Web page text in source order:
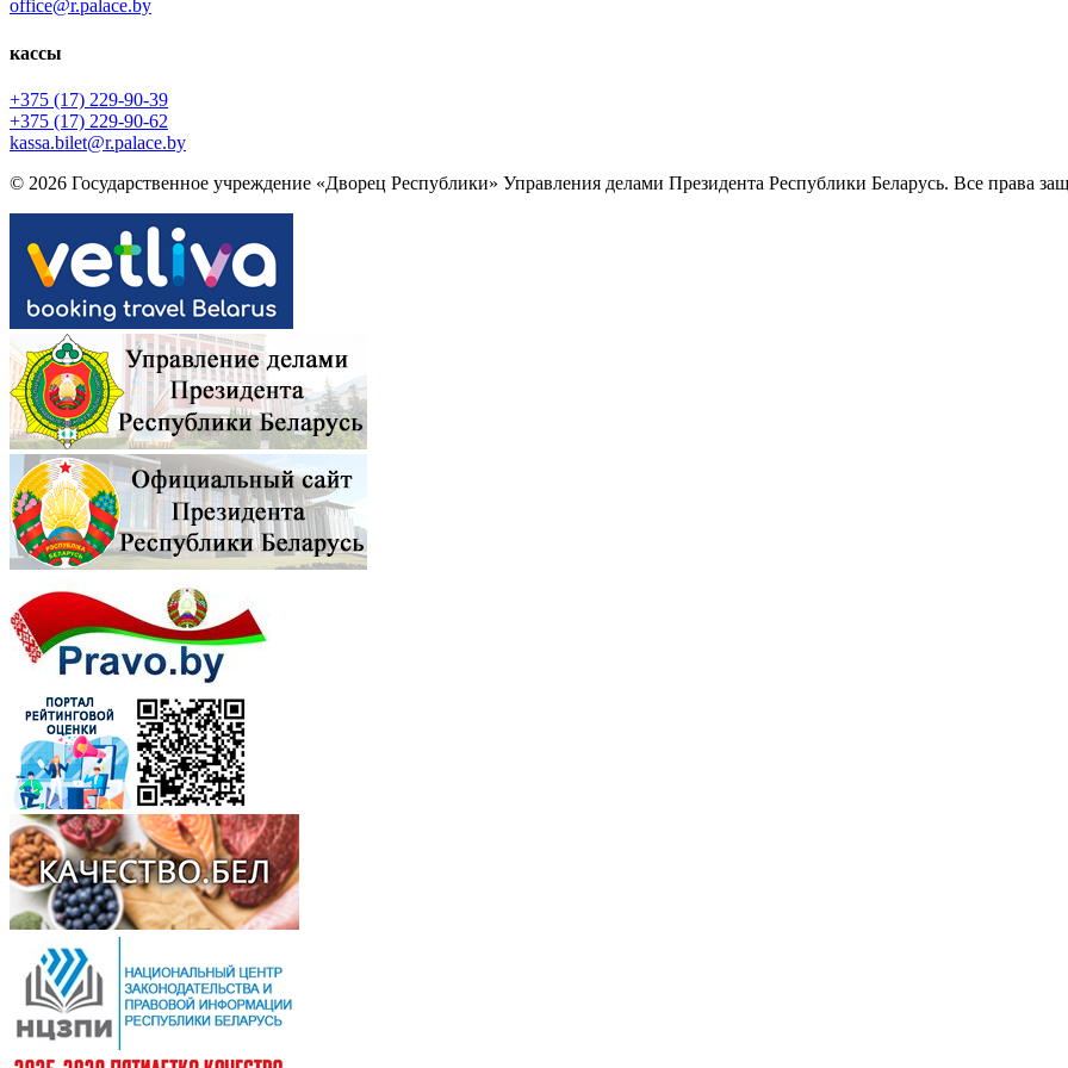
office@r.palace.by
кассы
+375 (17) 229-90-39
+375 (17) 229-90-62
kassa.bilet@r.palace.by
© 2026 Государственное учреждение «Дворец Республики» Управления делами Президента Республики Беларусь. Все права